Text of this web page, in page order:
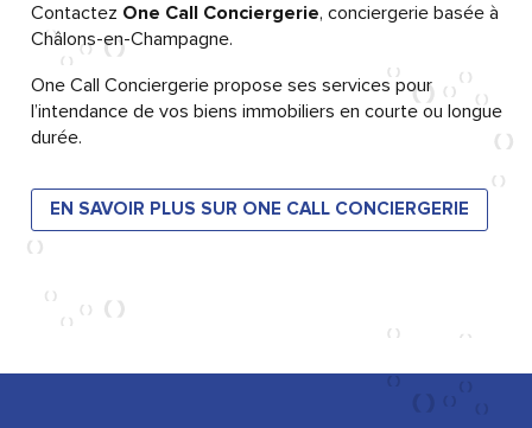
Contactez One Call Conciergerie, conciergerie basée à
Châlons-en-Champagne.
One Call Conciergerie propose ses services pour
l’intendance de vos biens immobiliers en courte ou longue
durée.
EN SAVOIR PLUS SUR ONE CALL CONCIERGERIE